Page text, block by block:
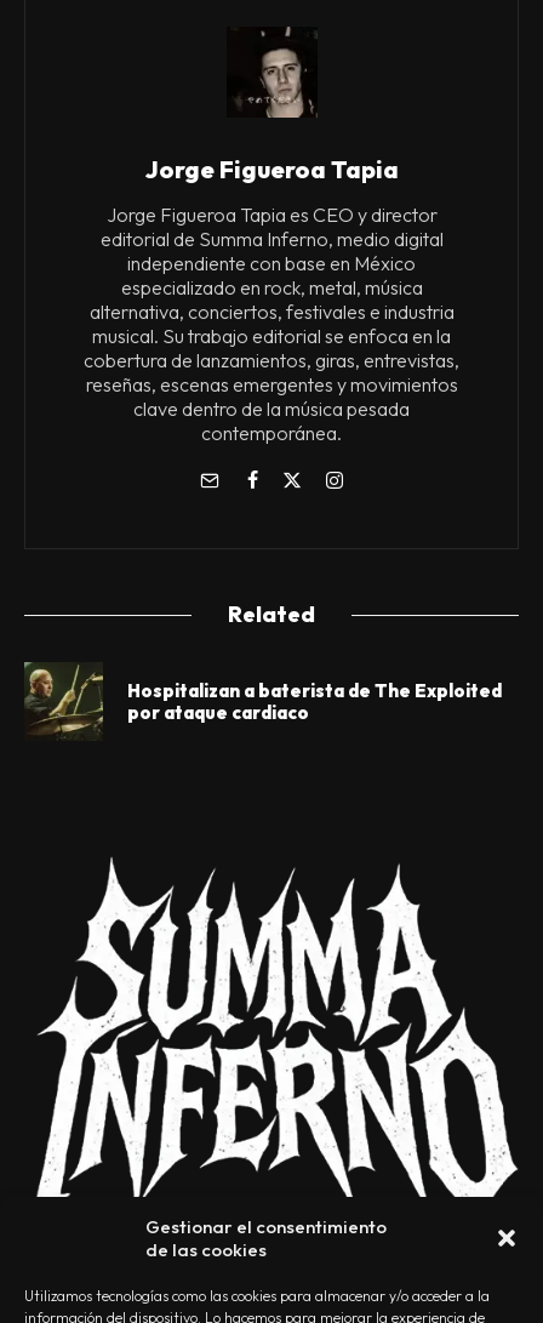
Gestionar el consentimiento
de las cookies
Utilizamos tecnologías como las cookies para almacenar y/o acceder a la
información del dispositivo. Lo hacemos para mejorar la experiencia de
Jorge Figueroa Tapia
Jorge Figueroa Tapia es CEO y director
editorial de Summa Inferno, medio digital
independiente con base en México
especializado en rock, metal, música
alternativa, conciertos, festivales e industria
musical. Su trabajo editorial se enfoca en la
cobertura de lanzamientos, giras, entrevistas,
reseñas, escenas emergentes y movimientos
clave dentro de la música pesada
contemporánea.
Related
Hospitalizan a baterista de The Exploited
por ataque cardiaco